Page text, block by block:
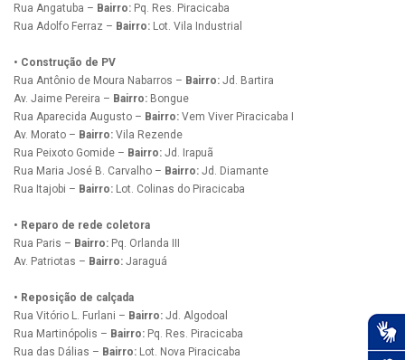
Rua Angatuba – Bairro: Pq. Res. Piracicaba
Rua Adolfo Ferraz – Bairro: Lot. Vila Industrial
• Construção de PV
Rua Antônio de Moura Nabarros – Bairro: Jd. Bartira
Av. Jaime Pereira – Bairro: Bongue
Rua Aparecida Augusto – Bairro: Vem Viver Piracicaba I
Av. Morato – Bairro: Vila Rezende
Rua Peixoto Gomide – Bairro: Jd. Irapuã
Rua Maria José B. Carvalho – Bairro: Jd. Diamante
Rua Itajobi – Bairro: Lot. Colinas do Piracicaba
• Reparo de rede coletora
Rua Paris – Bairro: Pq. Orlanda III
Av. Patriotas – Bairro: Jaraguá
• Reposição de calçada
Rua Vitório L. Furlani – Bairro: Jd. Algodoal
Rua Martinópolis – Bairro: Pq. Res. Piracicaba
Rua das Dálias – Bairro: Lot. Nova Piracicaba